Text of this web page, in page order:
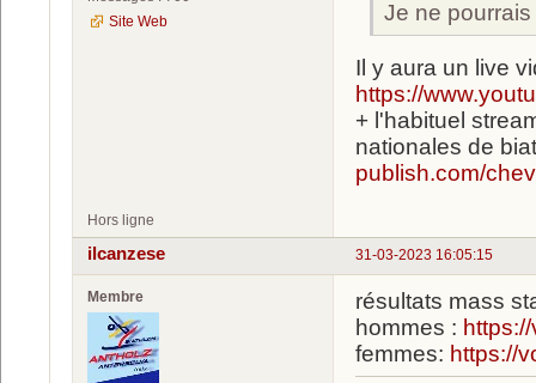
Site Web
Je ne
Il y aura un live
https://
+ l'habituel
nationales de
publish.com/
Hors ligne
31-03-2023 16:05:15
ilcanzese
Membre
résultats mass
hommes :
femmes: https://